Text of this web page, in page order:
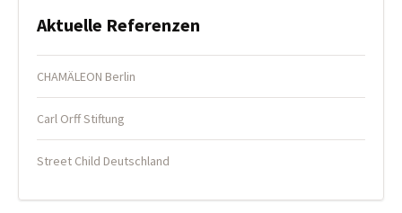
Aktuelle Referenzen
CHAMÄLEON Berlin
Carl Orff Stiftung
Street Child Deutschland